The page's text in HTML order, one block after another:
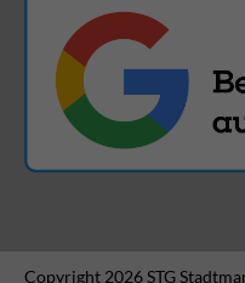
Copyright 2026 STG